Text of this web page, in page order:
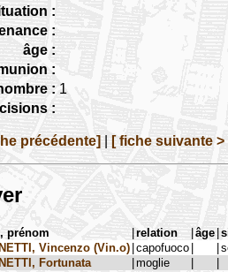
:
:
âge :
:
: 1
:
précédente] [ fiche suivante >
prénom |relation |âge |
Vincenzo (Vin.o) |capofuoco | |
Fortunata |moglie | |